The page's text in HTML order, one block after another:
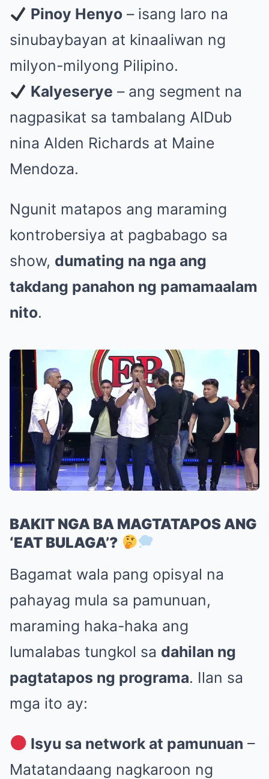
Pinoy Henyo – isang laro na
sinubaybayan at kinaaliwan ng
milyon-milyong Pilipino.
Kalyeserye – ang segment na
nagpasikat sa tambalang AlDub
nina Alden Richards at Maine
Mendoza.
Ngunit matapos ang maraming
kontrobersiya at pagbabago sa
show, dumating na nga ang
takdang panahon ng pamamaalam
nito.
BAKIT NGA BA MAGTATAPOS ANG
‘EAT BULAGA’?
Bagamat wala pang opisyal na
pahayag mula sa pamunuan,
maraming haka-haka ang
lumalabas tungkol sa dahilan ng
pagtatapos ng programa. Ilan sa
mga ito ay:
Isyu sa network at pamunuan –
Matatandaang nagkaroon ng